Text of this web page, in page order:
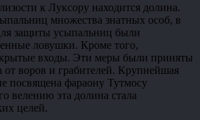
к Луксору находится долина.
множества знатных особ, в
защиты усыпальниц были
ловушки. Кроме того,
входы. Эти меры были приняты
воров и грабителей. Крупнейшая
посвящена фараону Тутмосу
велению эта долина стала
целей.